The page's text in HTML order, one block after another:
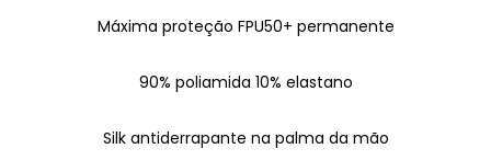
Máxima proteção FPU50+ permanente
90% poliamida 10% elastano
Silk antiderrapante na palma da mão